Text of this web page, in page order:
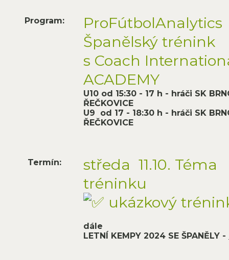
Program:
ProFútbolAnalytics
Španělský trénink
s Coach
ACADEMY
U10 od 15:30 - 17 h - hráči SK
ŘEČKOVICE
U9 od 17 - 18:30 h - hráči SK
ŘEČKOVICE
Termín:
středa 11.10. Téma
tréninku
ukázkový
dále
LETNÍ KEMPY 2024 SE ŠPANĚLY -